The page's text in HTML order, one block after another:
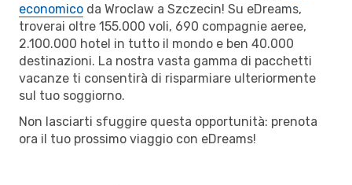
economico da Wroclaw a Szczecin! Su eDreams,
troverai oltre 155.000 voli, 690 compagnie aeree,
2.100.000 hotel in tutto il mondo e ben 40.000
destinazioni. La nostra vasta gamma di pacchetti
vacanze ti consentirà di risparmiare ulteriormente
sul tuo soggiorno.
Non lasciarti sfuggire questa opportunità: prenota
ora il tuo prossimo viaggio con eDreams!